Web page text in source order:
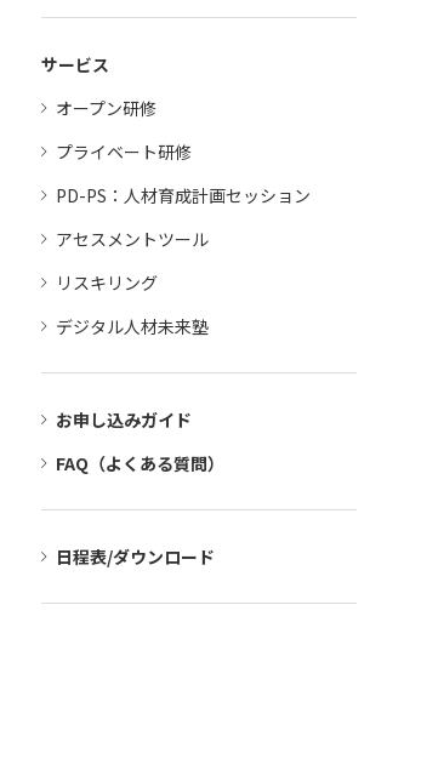
サービス
オープン研修
プライベート研修
PD-PS：人材育成計画セッション
アセスメントツール
リスキリング
デジタル人材未来塾
お申し込みガイド
FAQ（よくある質問）
日程表/ダウンロード